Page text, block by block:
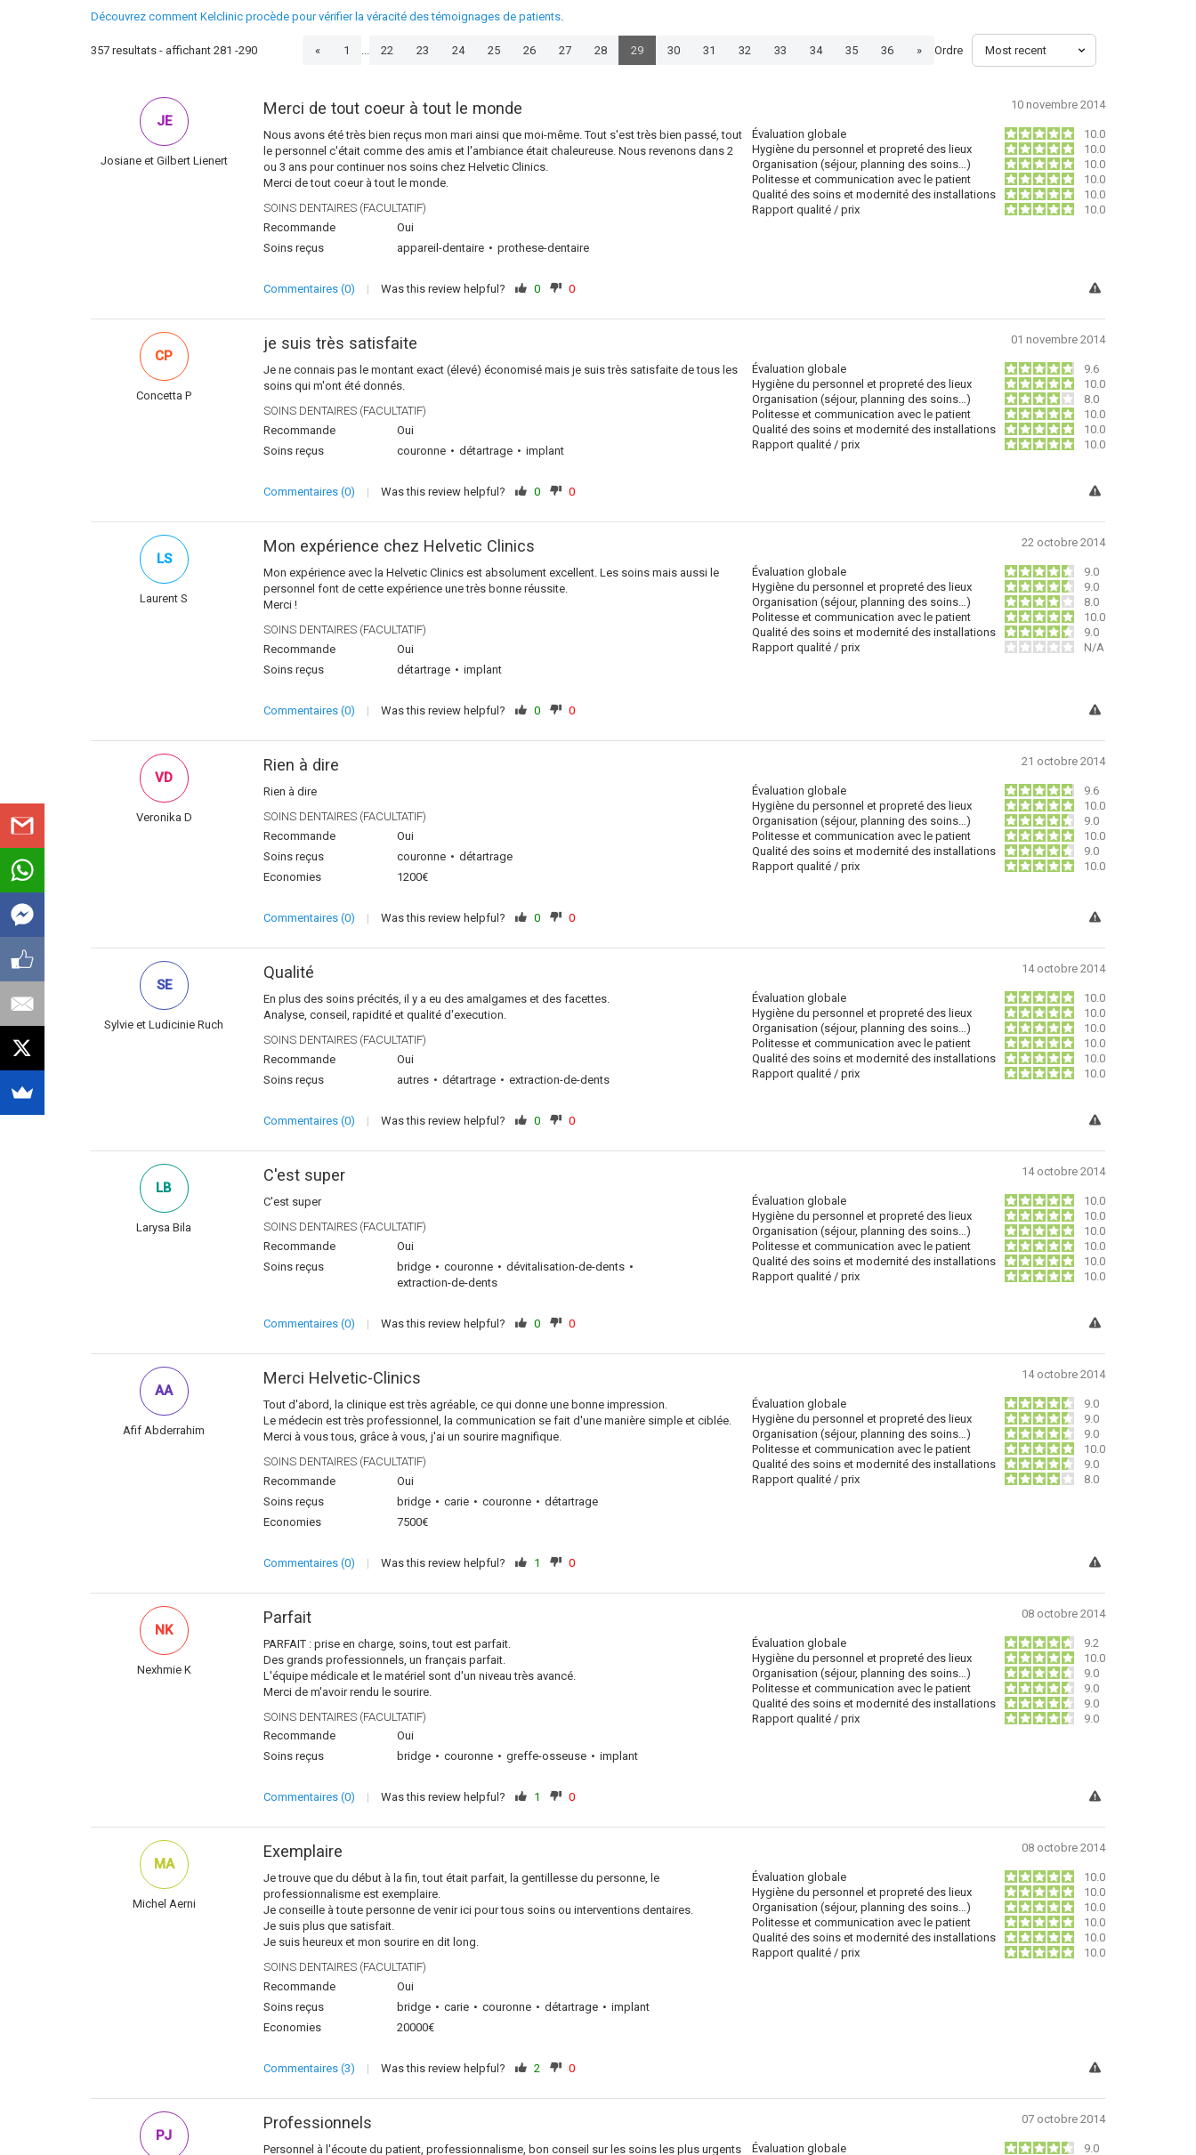
Découvrez comment Kelclinic procède pour vérifier la véracité des témoignages de patients.
357 resultats - affichant 281 -290 « 1 ... 22 23 24 25 26 27 28 29 30 31 32 33 34 35 36 » Ordre
Merci de tout coeur à tout le monde 10 novembre 2014
Évaluation globale
10.0
Hygiène du personnel et propreté des lieux
10.0
Organisation (séjour, planning des soins…)
10.0
Politesse et communication avec le patient
10.0
Qualité des soins et modernité des installations
10.0
Rapport qualité / prix
10.0
Nous avons été très bien reçus mon mari ainsi que moi-même. Tout s'est très bien passé, tout
le personnel c'était comme des amis et l'ambiance était chaleureuse. Nous revenons dans 2
ou 3 ans pour continuer nos soins chez Helvetic Clinics.
Merci de tout coeur à tout le monde.
SOINS DENTAIRES (FACULTATIF)
Recommande
Oui
Soins reçus
appareil-dentaire prothese-dentaire
JE
Josiane et Gilbert Lienert
Commentaires (0) | Was this review helpful? 0 0
je suis très satisfaite 01 novembre 2014
Évaluation globale
9.6
Hygiène du personnel et propreté des lieux
10.0
Organisation (séjour, planning des soins…)
8.0
Politesse et communication avec le patient
10.0
Qualité des soins et modernité des installations
10.0
Rapport qualité / prix
10.0
Je ne connais pas le montant exact (élevé) économisé mais je suis très satisfaite de tous les
soins qui m'ont été donnés.
SOINS DENTAIRES (FACULTATIF)
Recommande
Oui
Soins reçus
couronne détartrage implant
CP
Concetta P
Commentaires (0) | Was this review helpful? 0 0
Mon expérience chez Helvetic Clinics 22 octobre 2014
Évaluation globale
9.0
Hygiène du personnel et propreté des lieux
9.0
Organisation (séjour, planning des soins…)
8.0
Politesse et communication avec le patient
10.0
Qualité des soins et modernité des installations
9.0
Rapport qualité / prix
N/A
Mon expérience avec la Helvetic Clinics est absolument excellent. Les soins mais aussi le
personnel font de cette expérience une très bonne réussite.
Merci !
SOINS DENTAIRES (FACULTATIF)
Recommande
Oui
Soins reçus
détartrage implant
LS
Laurent S
Commentaires (0) | Was this review helpful? 0 0
Rien à dire 21 octobre 2014
Évaluation globale
9.6
Hygiène du personnel et propreté des lieux
10.0
Organisation (séjour, planning des soins…)
9.0
Politesse et communication avec le patient
10.0
Qualité des soins et modernité des installations
9.0
Rapport qualité / prix
10.0
Rien à dire
SOINS DENTAIRES (FACULTATIF)
Recommande
Oui
Soins reçus
couronne
détartrage
Economies
1200€
VD
Veronika D
Commentaires (0) | Was this review helpful? 0 0
Qualité 14 octobre 2014
Évaluation globale
10.0
Hygiène du personnel et propreté des lieux
10.0
Organisation (séjour, planning des soins…)
10.0
Politesse et communication avec le patient
10.0
Qualité des soins et modernité des installations
10.0
Rapport qualité / prix
10.0
En plus des soins précités, il y a eu des amalgames et des facettes.
Analyse, conseil, rapidité et qualité d'execution.
SOINS DENTAIRES (FACULTATIF)
Recommande
Oui
Soins reçus
autres détartrage extraction-de-dents
SE
Sylvie et Ludicinie Ruch
Commentaires (0) | Was this review helpful? 0 0
C'est super 14 octobre 2014
Évaluation globale
10.0
Hygiène du personnel et propreté des lieux
10.0
Organisation (séjour, planning des soins…)
10.0
Politesse et communication avec le patient
10.0
Qualité des soins et modernité des installations
10.0
Rapport qualité / prix
10.0
C'est super
SOINS DENTAIRES (FACULTATIF)
Recommande
Oui
Soins reçus
bridge couronne
dévitalisation-de-dents
extraction-de-dents
LB
Larysa Bila
Commentaires (0) | Was this review helpful? 0 0
Merci Helvetic-Clinics 14 octobre 2014
Évaluation globale
9.0
Hygiène du personnel et propreté des lieux
9.0
Organisation (séjour, planning des soins…)
9.0
Politesse et communication avec le patient
10.0
Qualité des soins et modernité des installations
9.0
Rapport qualité / prix
8.0
Tout d'abord, la clinique est très agréable, ce qui donne une bonne impression.
Le médecin est très professionnel, la communication se fait d'une manière simple et ciblée.
Merci à vous tous, grâce à vous, j'ai un sourire magnifique.
SOINS DENTAIRES (FACULTATIF)
Recommande
Oui
Soins reçus
bridge carie couronne
détartrage
Economies
7500€
AA
Afif Abderrahim
Commentaires (0) | Was this review helpful? 1 0
Parfait 08 octobre 2014
Évaluation globale
9.2
Hygiène du personnel et propreté des lieux
10.0
Organisation (séjour, planning des soins…)
9.0
Politesse et communication avec le patient
9.0
Qualité des soins et modernité des installations
9.0
Rapport qualité / prix
9.0
PARFAIT : prise en charge, soins, tout est parfait.
Des grands professionnels, un français parfait.
L'équipe médicale et le matériel sont d'un niveau très avancé.
Merci de m'avoir rendu le sourire.
SOINS DENTAIRES (FACULTATIF)
Recommande
Oui
Soins reçus
bridge couronne greffe-osseuse implant
NK
Nexhmie K
Commentaires (0) | Was this review helpful? 1 0
Exemplaire 08 octobre 2014
Évaluation globale
10.0
Hygiène du personnel et propreté des lieux
10.0
Organisation (séjour, planning des soins…)
10.0
Politesse et communication avec le patient
10.0
Qualité des soins et modernité des installations
10.0
Rapport qualité / prix
10.0
Je trouve que du début à la fin, tout était parfait, la gentillesse du personne, le
professionnalisme est exemplaire.
Je conseille à toute personne de venir ici pour tous soins ou interventions dentaires.
Je suis plus que satisfait.
Je suis heureux et mon sourire en dit long.
SOINS DENTAIRES (FACULTATIF)
Recommande
Oui
Soins reçus
bridge carie couronne détartrage
implant
Economies
20000€
MA
Michel Aerni
Commentaires (3) | Was this review helpful? 2 0
Professionnels 07 octobre 2014
Évaluation globale 9.0
Personnel à l'écoute du patient, professionnalisme, bon conseil sur les soins les plus urgents
PJ